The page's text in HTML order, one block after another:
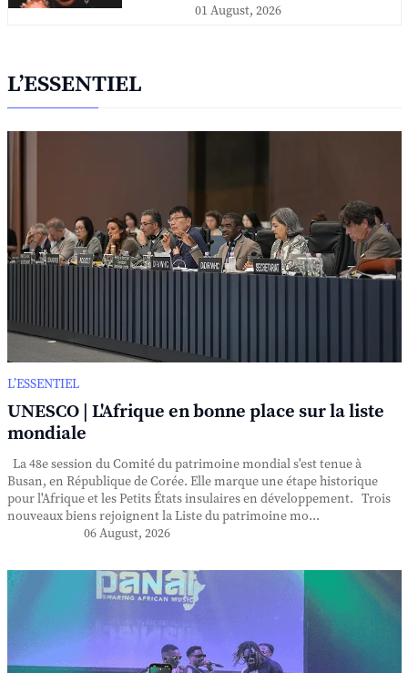
01 August, 2026
L’ESSENTIEL
L’ESSENTIEL
UNESCO | L'Afrique en bonne place sur la liste
mondiale
La 48e session du Comité du patrimoine mondial s'est tenue à
Busan, en République de Corée. Elle marque une étape historique
pour l'Afrique et les Petits États insulaires en développement. Trois
nouveaux biens rejoignent la Liste du patrimoine mo...
06 August, 2026